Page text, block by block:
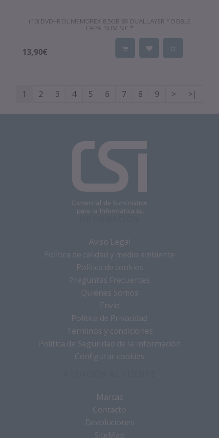
(10) DVD+R DL MEMOREX 8,5GB 8X DUAL LAYER * DOBLE
CAPA, SLIM SJC *
13,90€
1 2 3 4 5 6 7 8 9 > >|
Aviso Legal
Política de calidad y medio ambiente
Política de cookies
Preguntas Frecuentes
Quiénes Somos
Envío
Política de Privacidad
Terminos y condiciones
Política de Seguridad de la Información
Configurar cookies
Marcas
Contacto
Devoluciones
SiteMap